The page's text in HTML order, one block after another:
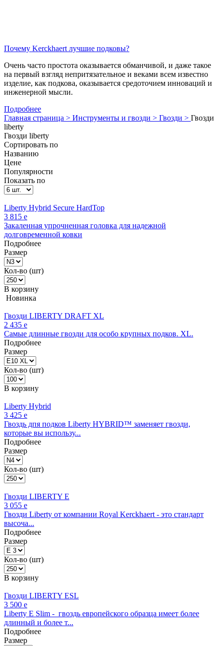
Почему Kerckhaert лучшие подковы?
Очень часто простота оказывается обманчивой, и даже такое
на первый взгляд непритязательное и веками всем известно
изделие, как подкова, оказывается средоточием инноваций и
инженерной мысли.
Подробнее
Главная страница > Инструменты и гвозди > Гвозди > Гвозди
liberty
Гвозди liberty
Сортировать по
Названию
Цене
Популярности
Показать по
Liberty Hybrid Secure HardTop
3 815 e
Закаленная упрочненная головка для надежной
долговременной ковки
Подробнее
Размер
Кол-во (шт)
В корзину
Новинка
Гвозди LIBERTY DRAFT XL
2 435 e
Самые длинные гвозди для особо крупных подков. XL.
Подробнее
Размер
Кол-во (шт)
В корзину
Liberty Hybrid
3 425 e
Гвоздь дпя подков Liberty HYBRID™ заменяет гвозди,
которые вы использу...
Подробнее
Размер
Кол-во (шт)
Гвозди LIBERTY E
3 055 e
Гвозди Liberty от компании Royal Kerckhaert - это стандарт
высоча...
Подробнее
Размер
Кол-во (шт)
В корзину
Гвозди LIBERTY ESL
3 500 e
Liberty E Slim - гвоздь европейского образца имеет более
длинный и более т...
Подробнее
Размер